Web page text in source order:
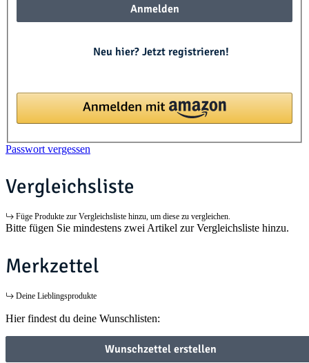
Anmelden
Neu hier? Jetzt registrieren!
Passwort vergessen
Vergleichsliste
Füge Produkte zur Vergleichsliste hinzu, um diese zu vergleichen.
Bitte fügen Sie mindestens zwei Artikel zur Vergleichsliste hinzu.
Merkzettel
Deine Lieblingsprodukte
Hier findest du deine Wunschlisten:
Wunschzettel erstellen